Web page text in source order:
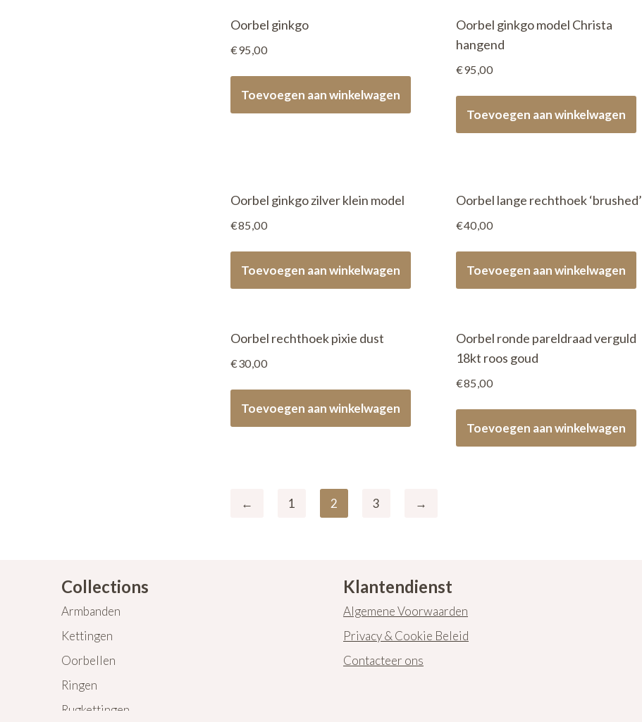
Oorbel ginkgo
€95,00
Toevoegen aan winkelwagen
Oorbel ginkgo model Christa
hangend
€95,00
Toevoegen aan winkelwagen
Oorbel ginkgo zilver klein model
€85,00
Toevoegen aan winkelwagen
Oorbel lange rechthoek ‘brushed’
€40,00
Toevoegen aan winkelwagen
Oorbel rechthoek pixie dust
€30,00
Toevoegen aan winkelwagen
Oorbel ronde pareldraad verguld
18kt roos goud
€85,00
Toevoegen aan winkelwagen
← 1 2 3 →
Collections
Armbanden
Kettingen
Oorbellen
Ringen
Rugkettingen
Klantendienst
Algemene Voorwaarden
Privacy & Cookie Beleid
Contacteer ons